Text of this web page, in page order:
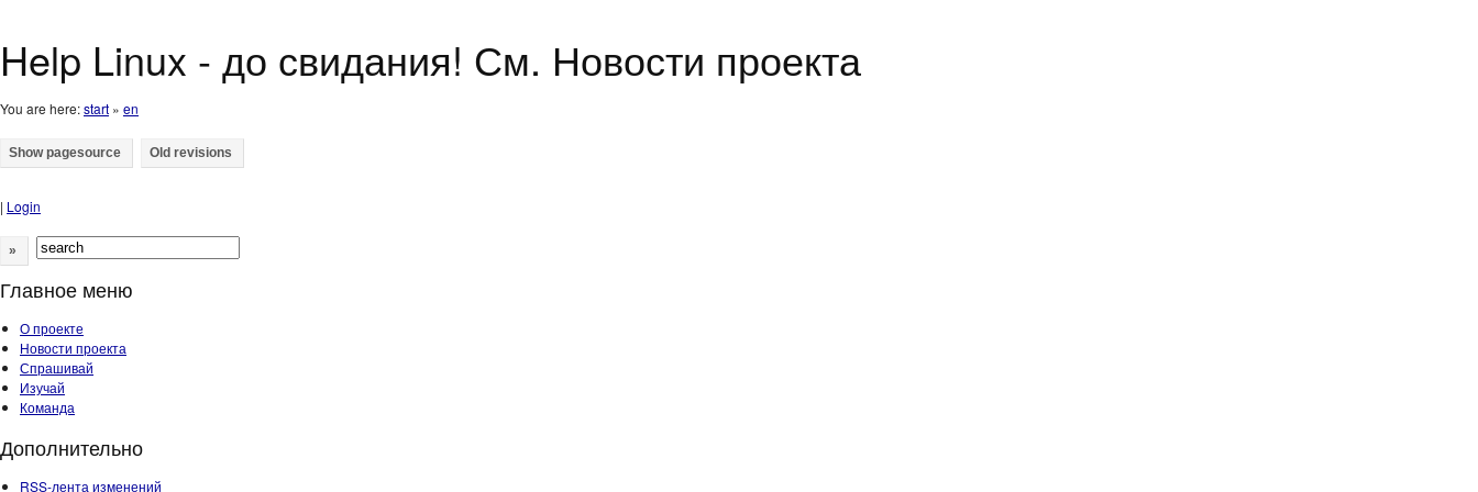
Help Linux - до свидания! См. Новости проекта
You are here:start » en
| Login
»
Главное меню
О проекте
Новости проекта
Спрашивай
Изучай
Команда
Дополнительно
RSS-лента изменений